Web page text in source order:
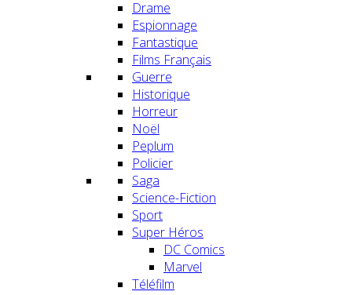
Drame
Espionnage
Fantastique
Films Français
Guerre
Historique
Horreur
Noël
Peplum
Policier
Saga
Science-Fiction
Sport
Super Héros
DC Comics
Marvel
Téléfilm